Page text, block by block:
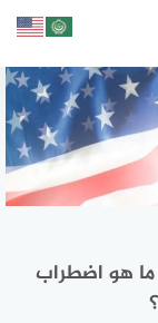
ما هو اضطراب